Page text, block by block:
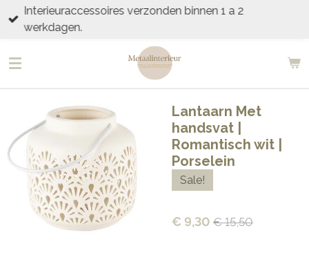
Ga
direct
de
Interieuraccessoires verzonden binnen 1 a 2
werkdagen.
Lantaarn Met
handsvat |
Romantisch wit |
Porselein
Sale!
€ 9,30 € 15,50